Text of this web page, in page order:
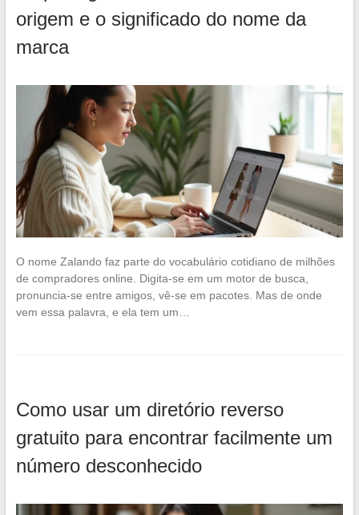
origem e o significado do nome da
marca
O nome Zalando faz parte do vocabulário cotidiano de milhões
de compradores online. Digita-se em um motor de busca,
pronuncia-se entre amigos, vê-se em pacotes. Mas de onde
vem essa palavra, e ela tem um…
Como usar um diretório reverso
gratuito para encontrar facilmente um
número desconhecido